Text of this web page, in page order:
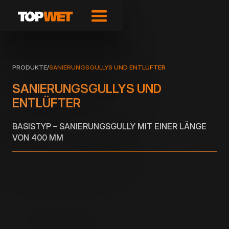
PRODUKTE/SANIERUNGSGULLYS UND ENTLÜFTER
SANIERUNGSGULLYS UND
ENTLÜFTER
BASISTYP – SANIERUNGSGULLY MIT EINER LÄNGE
VON 400 MM